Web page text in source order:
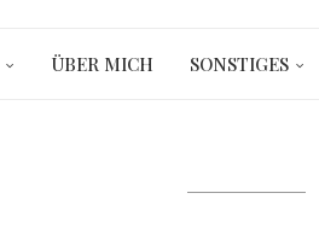
ÜBER MICH SONSTIGES